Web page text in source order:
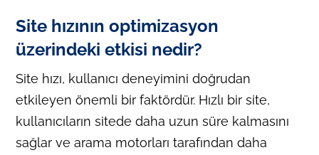
Site hızının optimizasyon
üzerindeki etkisi nedir?
Site hızı, kullanıcı deneyimini doğrudan
etkileyen önemli bir faktördür. Hızlı bir site,
kullanıcıların sitede daha uzun süre kalmasını
sağlar ve arama motorları tarafından daha